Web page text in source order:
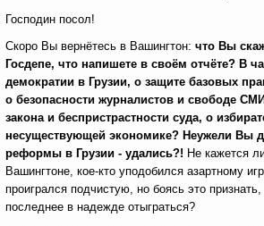
Господин посол!
Скоро Вы вернётесь в Вашингтон: что Вы
Госдепе, что напишете в своём отчёте? В
демократии в Грузии, о защите базовых
о безопасности журналистов и свободе
закона и беспристрастности суда, о
несуществующей экономике? Неужели Вы
реформы в Грузии - удались?! Не кажется
Вашингтоне, кое-кто уподобился азартному
проигрался подчистую, но боясь это
последнее в надежде отыграться?